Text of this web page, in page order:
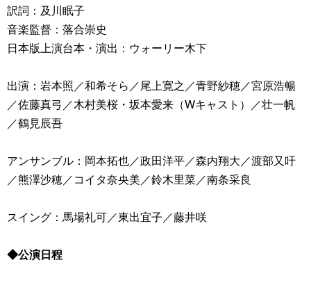
訳詞：及川眠子
音楽監督：落合崇史
日本版上演台本・演出：ウォーリー木下
出演：岩本照／和希そら／尾上寛之／青野紗穂／宮原浩暢
／佐藤真弓／木村美桜・坂本愛来（Wキャスト）／壮一帆
／鶴見辰吾
アンサンブル：岡本拓也／政田洋平／森内翔大／渡部又吁
／熊澤沙穂／コイタ奈央美／鈴木里菜／南条采良
スイング：馬場礼可／東出宜子／藤井咲
◆公演日程